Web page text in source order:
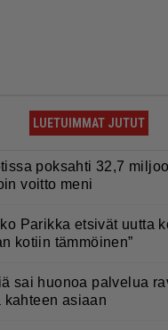
LUETUIMMAT JUTUT
poksahti 32,7
voitto meni
Parikka etsivät uutta
kotiin tämmöinen”
sai huonoa palvelua
kahteen asiaan